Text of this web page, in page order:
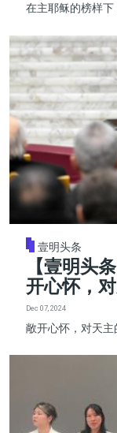
在主耶稣的榜样下
壹明头条
【壹明头
开心怀，
Dec 07, 2024
敞开心怀，对天